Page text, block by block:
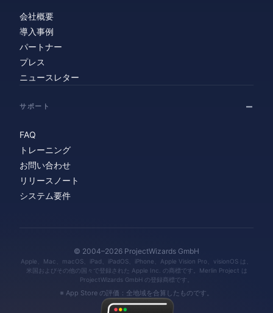
会社概要
導入事例
パートナー
プレス
ニュースレター
サポート
FAQ
トレーニング
お問い合わせ
リリースノート
システム要件
© 2004–2026 ProjectWizards GmbH
Apple、Mac、macOS、iPad、iPadOS、iPhone、Apple Vision Pro、visionOS は、
米国およびその他の国々で登録された Apple Inc. の商標です。Merlin Project は
ProjectWizards GmbH の登録商標です。
※ App Store の評価：全地域を合算したものです。